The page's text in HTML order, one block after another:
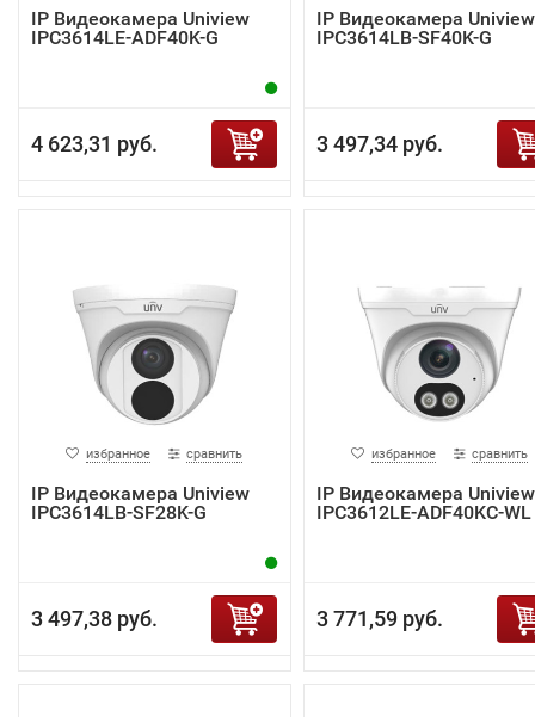
IP Видеокамера Uniview
IPC3614LE-ADF40K-G
4 623,31 руб.
IP Видеокамера Uniview
IPC3614LB-SF40K-G
3 497,34 руб.
избранное сравнить
IP Видеокамера Uniview
IPC3614LB-SF28K-G
3 497,38 руб.
избранное сравнить
IP Видеокамера Uniview
IPC3612LE-ADF40KC-WL
3 771,59 руб.